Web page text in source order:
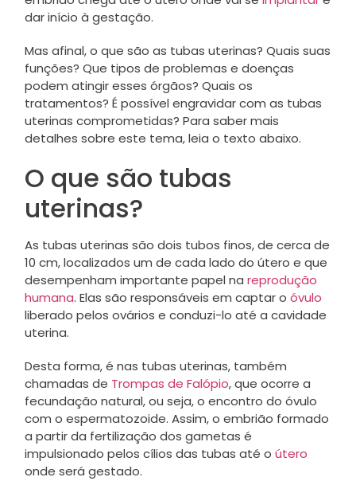
dar início à gestação.
Mas afinal, o que são as tubas uterinas? Quais suas
funções? Que tipos de problemas e doenças
podem atingir esses órgãos? Quais os
tratamentos? É possível engravidar com as tubas
uterinas comprometidas? Para saber mais
detalhes sobre este tema, leia o texto abaixo.
O que são tubas
uterinas?
As tubas uterinas são dois tubos finos, de cerca de
10 cm, localizados um de cada lado do útero e que
desempenham importante papel na reprodução
humana. Elas são responsáveis em captar o óvulo
liberado pelos ovários e conduzi-lo até a cavidade
uterina.
Desta forma, é nas tubas uterinas, também
chamadas de Trompas de Falópio, que ocorre a
fecundação natural, ou seja, o encontro do óvulo
com o espermatozoide. Assim, o embrião formado
a partir da fertilização dos gametas é
impulsionado pelos cílios das tubas até o útero
onde será gestado.